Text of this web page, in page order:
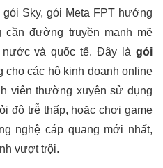
Sky, gói Meta FPT hướng
đường truyền mạnh mẽ
và quốc tế. Đây là gói
các hộ kinh doanh online
viên thường xuyên sử dụng
độ trễ thấp, hoặc chơi game
nghệ cáp quang mới nhất,
vượt trội.